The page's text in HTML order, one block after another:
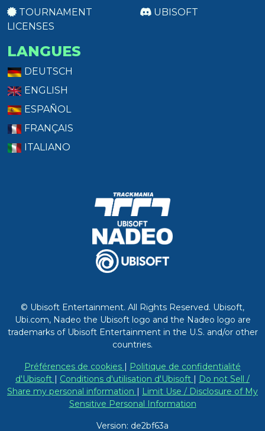
TOURNAMENT
LICENSES
UBISOFT
LANGUES
DEUTSCH
ENGLISH
ESPAÑOL
FRANÇAIS
ITALIANO
© Ubisoft Entertainment. All Rights Reserved. Ubisoft,
Ubi.com, Nadeo the Ubisoft logo and the Nadeo logo are
trademarks of Ubisoft Entertainment in the U.S. and/or other
countries.
Préférences de cookies
Politique de confidentialité
d'Ubisoft
Conditions d'utilisation d'Ubisoft
Do not Sell /
Share my personal information
Limit Use / Disclosure of My
Sensitive Personal Information
Version: de2bf63a